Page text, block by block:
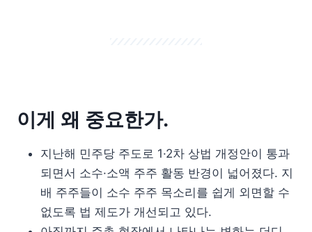
이게 왜 중요한가.
지난해 민주당 주도로 1·2차 상법 개정안이 통과
되면서 소수·소액 주주 활동 반경이 넓어졌다. 지
배 주주들이 소수 주주 목소리를 쉽게 외면할 수
없도록 법 제도가 개선되고 있다.